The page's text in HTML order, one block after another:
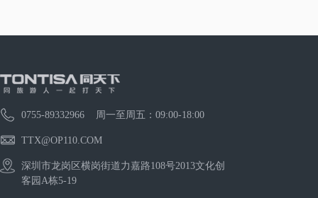
0755-89332966 周一至周五：09:00-18:00
TTX@OP110.COM
深圳市龙岗区横岗街道力嘉路108号2013文化创
客园A栋5-19